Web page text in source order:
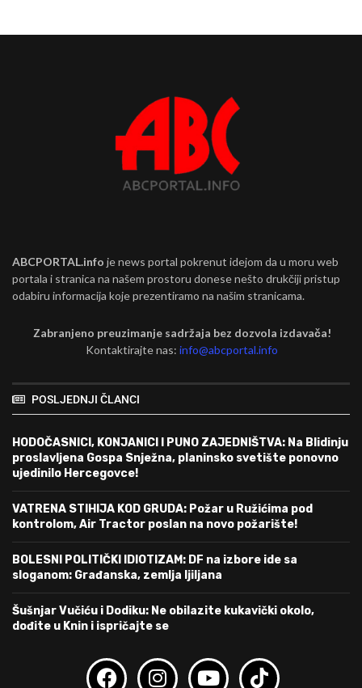
ABCPORTAL.info je news portal pokrenut idejom da u moru web
portala i stranica na našem prostoru donese nešto drukčiji pristup
odabiru informacija koje prezentiramo na našim stranicama.
Zabranjeno preuzimanje sadržaja bez dozvola izdavača!
Kontaktirajte nas:info@abcportal.info
POSLJEDNJI ČLANCI
HODOČASNICI, KONJANICI I PUNO ZAJEDNIŠTVA: Na Blidinju
proslavljena Gospa Snježna, planinsko svetište ponovno
ujedinilo Hercegovce!
VATRENA STIHIJA KOD GRUDA: Požar u Ružićima pod
kontrolom, Air Tractor poslan na novo požarište!
BOLESNI POLITIČKI IDIOTIZAM: DF na izbore ide sa
sloganom: Građanska, zemlja ljiljana
Šušnjar Vučiću i Dodiku: Ne obilazite kukavički okolo,
dođite u Knin i ispričajte se